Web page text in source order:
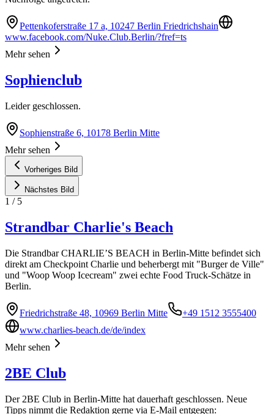
Pettenkoferstraße 17 a, 10247 Berlin Friedrichshain
www.facebook.com/Nuke.Club.Berlin/?fref=ts
Mehr sehen
Sophienclub
Leider geschlossen.
Sophienstraße 6, 10178 Berlin Mitte
Mehr sehen
Vorheriges Bild
Nächstes Bild
1 / 5
Strandbar Charlie's Beach
Die Strandbar CHARLIE’S BEACH in Berlin-Mitte befindet sich
direkt am Checkpoint Charlie und beherbergt mit "Burger de Ville"
und "Woop Woop Icecream" zwei echte Food Truck-Schätze in
Berlin.
Friedrichstraße 48, 10969 Berlin Mitte
+49 1512 3555400
www.charlies-beach.de/de/index
Mehr sehen
2BE Club
Der 2BE Club in Berlin-Mitte hat dauerhaft geschlossen. Neue
Tipps nimmt die Redaktion gerne via E-Mail entgegen: